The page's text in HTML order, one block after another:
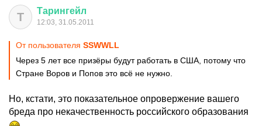
Т Тарингейл
12:03, 31.05.2011
От пользователя SSWWLL
Через 5 лет все призёры будут работать в США, потому что
Стране Воров и Попов это всё не нужно.
Но, кстати, это показательное опровержение вашего
бреда про некачественность российского образования